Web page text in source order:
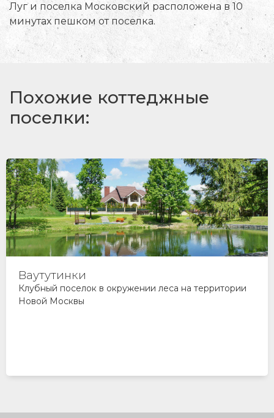
Луг и поселка Московский расположена в 10
минутах пешком от поселка.
Похожие коттеджные
поселки:
Ваутутинки
Клубный поселок в окружении леса на территории
Новой Москвы